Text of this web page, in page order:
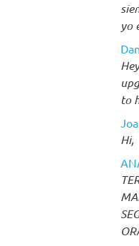
yo
to
Hi,